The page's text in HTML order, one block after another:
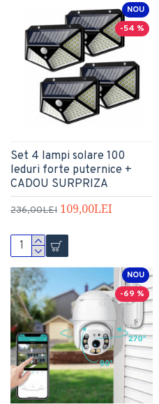
NOU
-54 %
Set 4 lampi solare 100
leduri forte puternice +
CADOU SURPRIZA
236,00LEI 109,00LEI
NOU
-69 %